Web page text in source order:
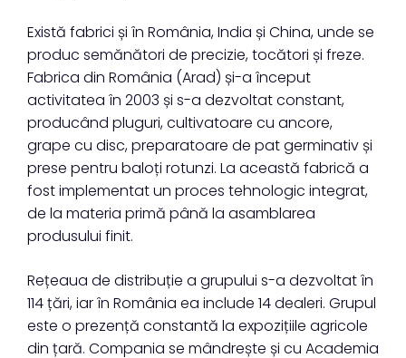
Există fabrici și în România, India și China, unde se
produc semănători de precizie, tocători și freze.
Fabrica din România (Arad) și-a început
activitatea în 2003 și s-a dezvoltat constant,
producând pluguri, cultivatoare cu ancore,
grape cu disc, preparatoare de pat germinativ și
prese pentru baloți rotunzi. La această fabrică a
fost implementat un proces tehnologic integrat,
de la materia primă până la asamblarea
produsului finit.
Rețeaua de distribuție a grupului s-a dezvoltat în
114 țări, iar în România ea include 14 dealeri. Grupul
este o prezență constantă la expozițiile agricole
din țară. Compania se mândrește și cu Academia